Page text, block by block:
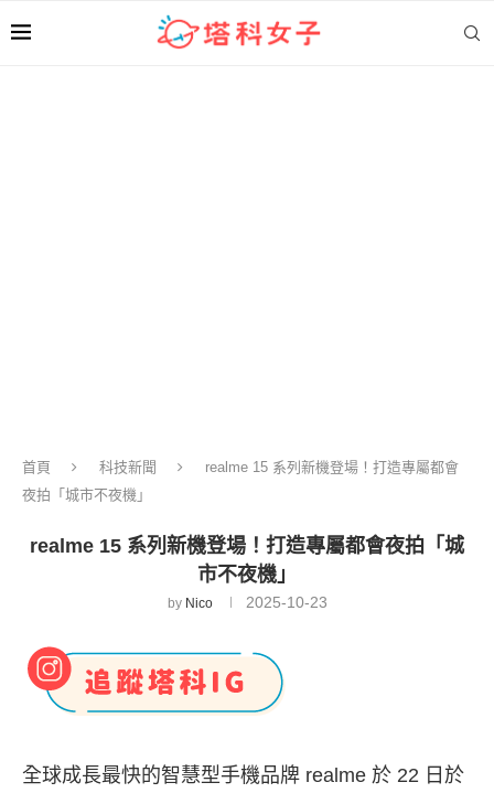
首頁 科技新聞
realme 15 系列新機登場！打造專屬都會
夜拍「城市不夜機」
realme 15 系列新機登場！打造專屬都會夜拍「城
市不夜機」
by Nico 2025-10-23
全球成長最快的智慧型手機品牌 realme 於 22 日於